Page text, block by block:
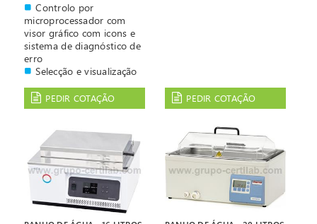
Controlo por
microprocessador com
visor gráfico com icons e
sistema de diagnóstico de
erro
Selecção e visualização
Possibilidade de
programar até 4
Alarme audível e sonoro
Interior e resistências
em aço inoxidável
PEDIR COTAÇÃO PEDIR COTAÇÃO